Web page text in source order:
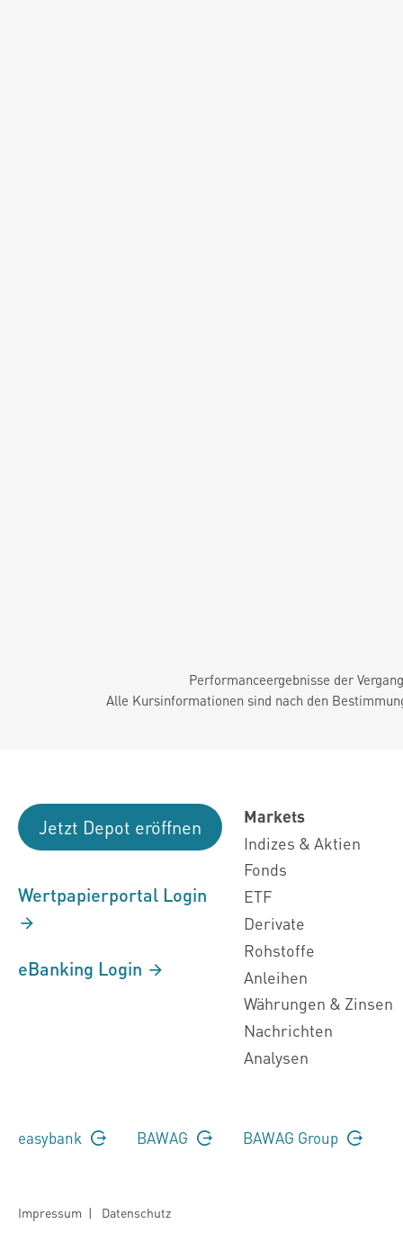
Performanceergebnisse der
Alle Kursinformationen sind nach den
Jetzt Depot eröffnen
Wertpapierportal Login
eBanking Login
Markets
Indizes & Aktien
Fonds
ETF
Derivate
Rohstoffe
Anleihen
Währungen & Zinsen
Nachrichten
Analysen
easybank BAWAG BAWAG Group
Impressum | Datenschutz